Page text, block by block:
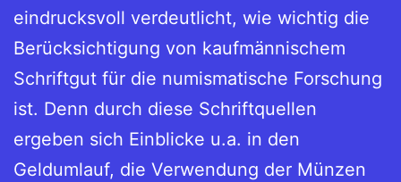
eindrucksvoll verdeutlicht, wie wichtig die
Berücksichtigung von kaufmännischem
Schriftgut für die numismatische Forschung
ist. Denn durch diese Schriftquellen
ergeben sich Einblicke u.a. in den
Geldumlauf, die Verwendung der Münzen